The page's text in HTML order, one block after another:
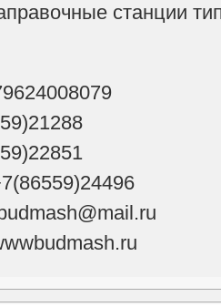
станции